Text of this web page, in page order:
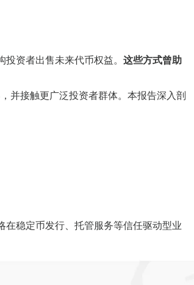
资者出售未来代币权益。 这些方式曾助
并接触更广泛投资者群体。本报告深入剖
在稳定币发行、托管服务等信任驱动型业